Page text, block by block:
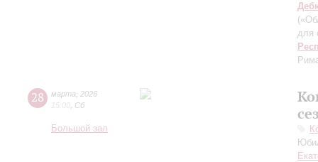
для
28 марта
2026
15:00 Сб
Большой зал